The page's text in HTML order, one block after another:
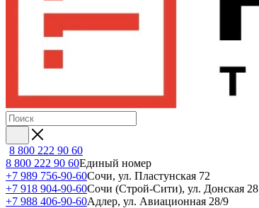
8 800 222 90 60
8 800 222 90 60Единый номер
+7 989 756-90-60Сочи, ул. Пластунская 72
+7 918 904-90-60Сочи (Строй-Сити), ул. Донская 28
+7 988 406-90-60Адлер, ул. Авиационная 28/9